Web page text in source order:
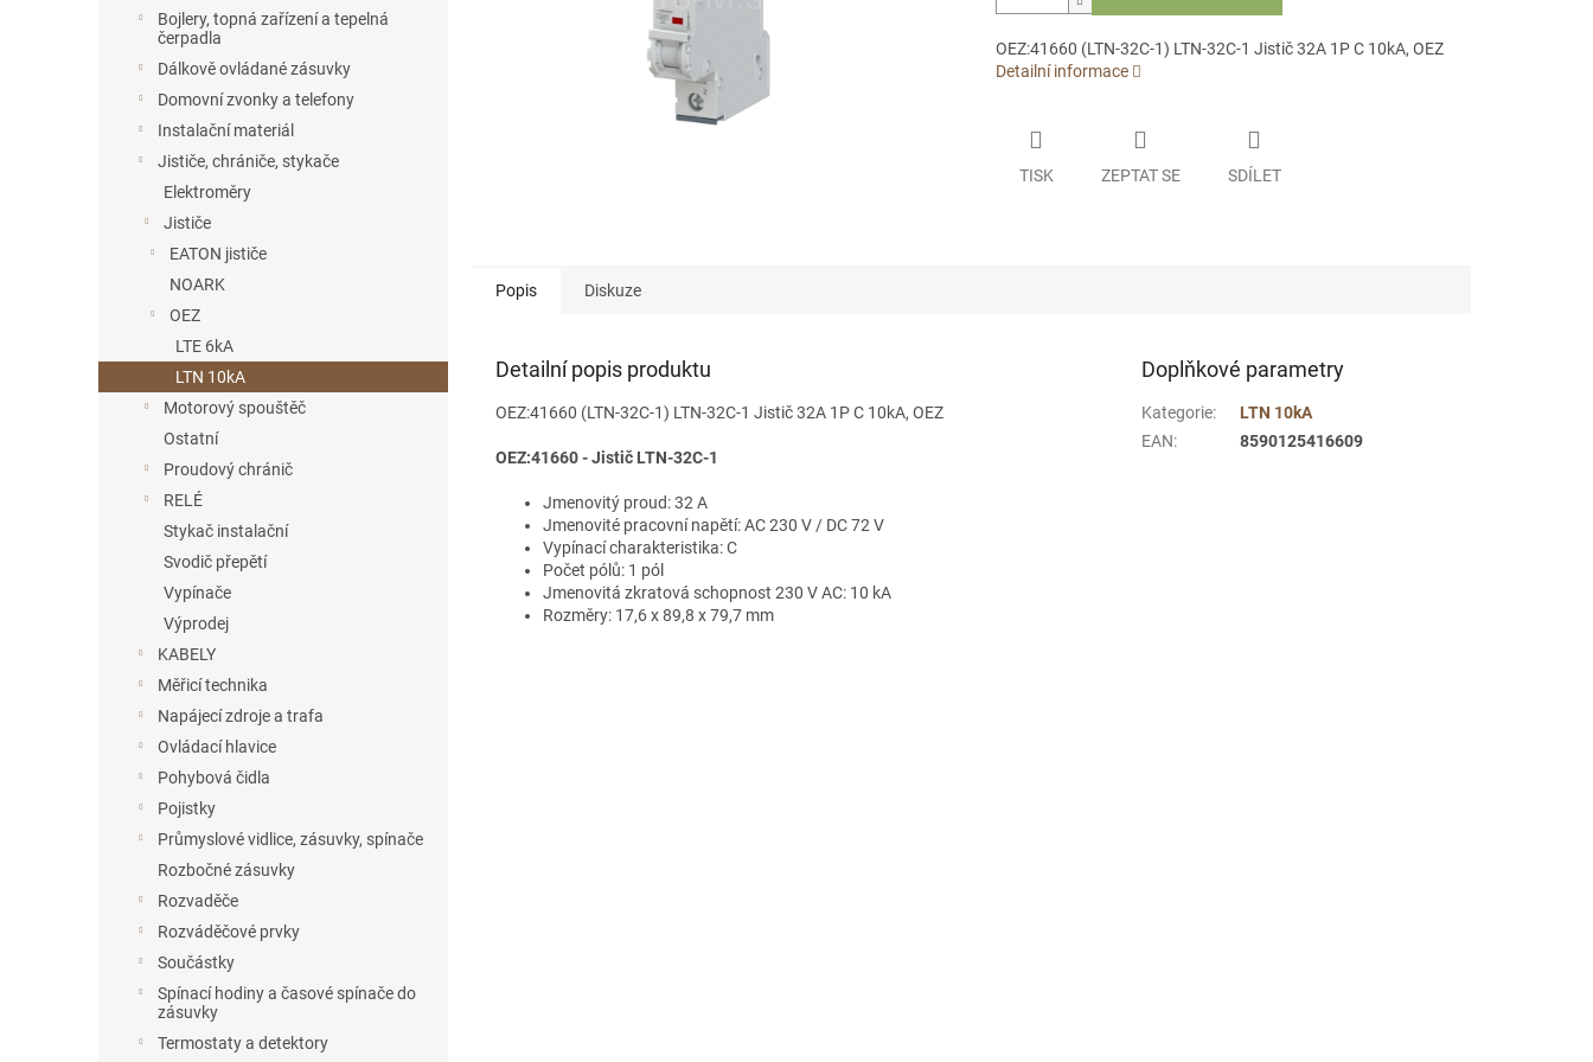
Bojlery, topná zařízení a tepelná
čerpadla
Dálkově ovládané zásuvky
Domovní zvonky a telefony
Instalační materiál
Jističe, chrániče, stykače
Elektroměry
Jističe
EATON jističe
NOARK
OEZ
LTE 6kA
LTN 10kA
Motorový spouštěč
Ostatní
Proudový chránič
RELÉ
Stykač instalační
Svodič přepětí
Vypínače
Výprodej
KABELY
Měřicí technika
Napájecí zdroje a trafa
Ovládací hlavice
Pohybová čidla
Pojistky
Průmyslové vidlice, zásuvky, spínače
Rozbočné zásuvky
Rozvaděče
Rozváděčové prvky
Součástky
Spínací hodiny a časové spínače do
zásuvky
Termostaty a detektory
OEZ:41660 (LTN-32C-1) LTN-32C-1 Jistič 32A 1P C 10kA, OEZ
Detailní informace
TISK ZEPTAT SE SDÍLET
Popis Diskuze
Detailní popis produktu
OEZ:41660 (LTN-32C-1) LTN-32C-1 Jistič 32A 1P C 10kA, OEZ
OEZ:41660 - Jistič LTN-32C-1
Jmenovitý proud: 32 A
Jmenovité pracovní napětí: AC 230 V / DC 72 V
Vypínací charakteristika: C
Počet pólů: 1 pól
Jmenovitá zkratová schopnost 230 V AC: 10 kA
Rozměry: 17,6 x 89,8 x 79,7 mm
Doplňkové parametry
Kategorie:
LTN 10kA
EAN: 8590125416609